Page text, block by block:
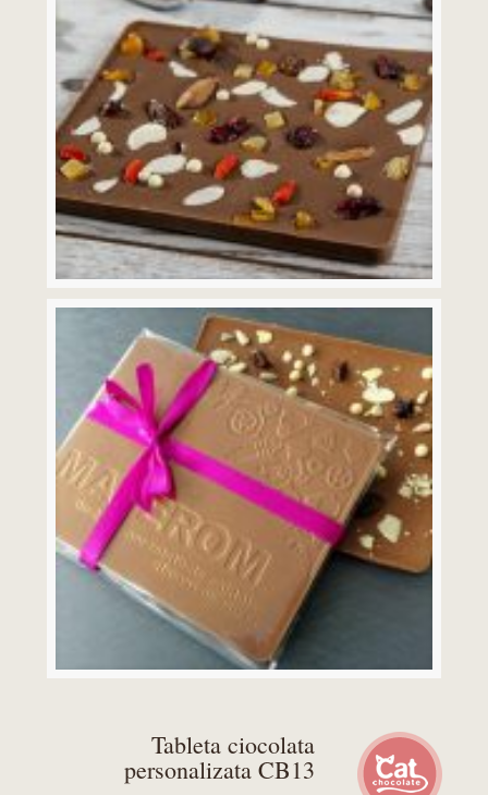
Tableta ciocolata
personalizata CB13